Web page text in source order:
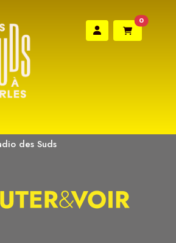
0
des Suds